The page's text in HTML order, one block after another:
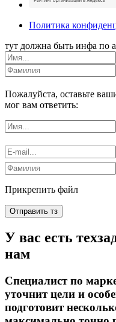
Политика
тут должна быть инфа по
Пожалуйста, оставьте
мог вам ответить:
Прикрепить файл
Отправить тз
У вас есть
нам
Специалист по
уточнит цели и
подготовит